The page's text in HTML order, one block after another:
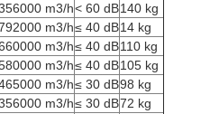
m3/h< 60 dB140 kg
m3/h≤ 40 dB14 kg
m3/h≤ 40 dB110 kg
m3/h≤ 40 dB105 kg
m3/h≤ 30 dB98 kg
m3/h≤ 30 dB72 kg